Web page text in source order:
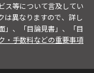
ス等について言及してい
は異なりますので、詳し
」、「目論見書」、「目
・手数料などの重要事項